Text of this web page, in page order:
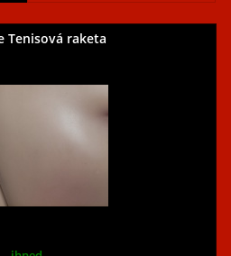
Tenisová raketa